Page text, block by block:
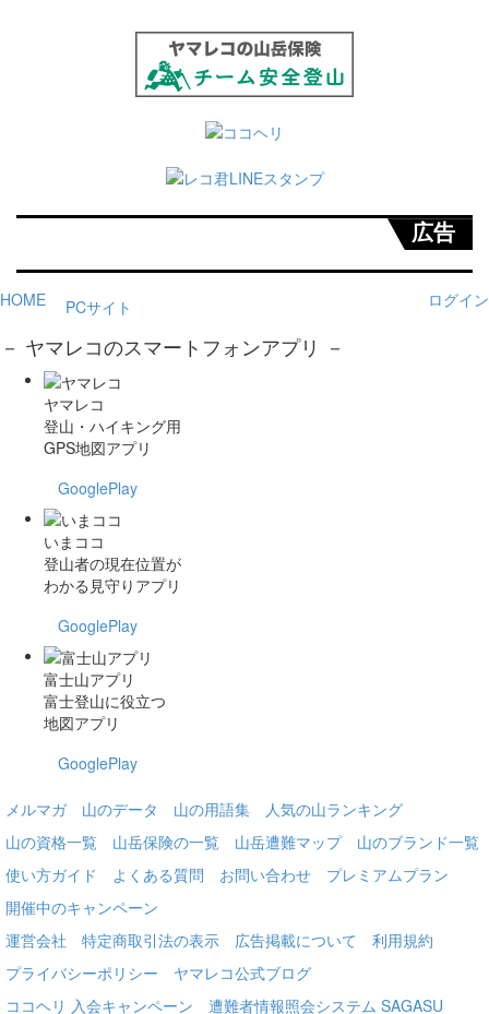
広告
HOME ログイン
PCサイト
－ ヤマレコのスマートフォンアプリ －
ヤマレコ
登山・ハイキング用
GPS地図アプリ
GooglePlay
いまココ
登山者の現在位置が
わかる見守りアプリ
GooglePlay
富士山アプリ
富士登山に役立つ
地図アプリ
GooglePlay
メルマガ 山のデータ 山の用語集
人気の山ランキング
山の資格一覧
山岳保険の一覧 山岳遭難マップ
山のブランド一覧
使い方ガイド
よくある質問 お問い合わせ
プレミアムプラン
開催中のキャンペーン
運営会社
特定商取引法の表示 広告掲載について
利用規約
プライバシーポリシー
ヤマレコ公式ブログ
ココヘリ 入会キャンペーン
遭難者情報照会システム SAGASU